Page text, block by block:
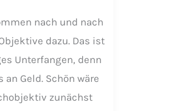
nach und nach
dazu. Das ist
Unterfangen, denn
Geld. Schön wäre
zunächst